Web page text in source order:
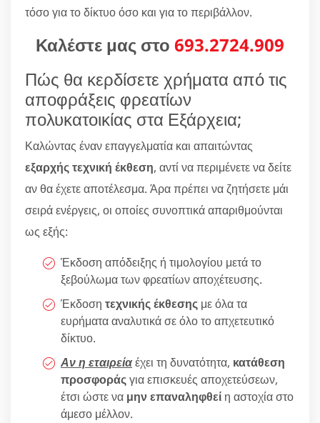
τόσο για το δίκτυο όσο και για το περιβάλλον.
Καλέστε μας στο 693.2724.909
Πώς θα κερδίσετε χρήματα από τις
αποφράξεις φρεατίων
πολυκατοικίας στα Εξάρχεια;
Καλώντας έναν επαγγελματία και απαιτώντας
εξαρχής τεχνική έκθεση, αντί να περιμένετε να δείτε
αν θα έχετε αποτέλεσμα. Άρα πρέπει να ζητήσετε μάι
σειρά ενέργεις, οι οποίες συνοπτικά απαριθμούνται
ως εξής:
Έκδοση απόδειξης ή τιμολογίου μετά το
ξεβούλωμα των φρεατίων αποχέτευσης.
Έκδοση τεχνικής έκθεσης με όλα τα
ευρήματα αναλυτικά σε όλο το απχετευτικό
δίκτυο.
Αν η εταιρείαέχει τη δυνατότητα, κατάθεση
προσφοράςγια επισκευές αποχετεύσεων,
έτσι ώστε να μην επαναληφθεί η αστοχία στο
άμεσο μέλλον.